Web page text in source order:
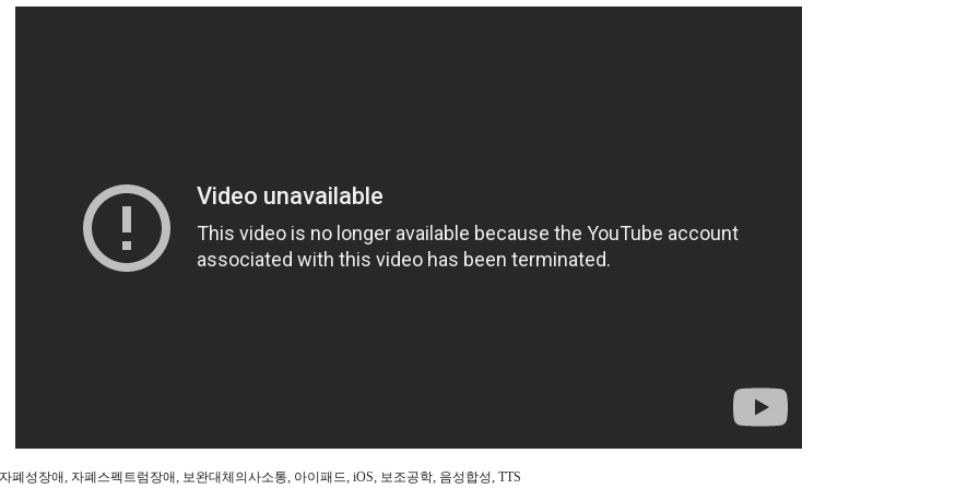
자폐성장애, 자폐스펙트럼장애, 보완대체의사소통, 아이패드, iOS, 보조공학, 음성합성, TTS